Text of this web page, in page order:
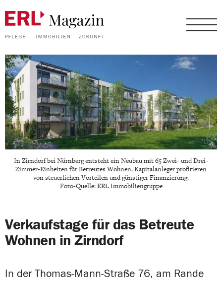
In Zirndorf bei Nürnberg entsteht ein Neubau mit 65 Zwei- und Drei-
Zimmer-Einheiten für Betreutes Wohnen. Kapitalanleger profitieren
von steuerlichen Vorteilen und günstiger Finanzierung.
Foto-Quelle: ERL Immobiliengruppe
Verkaufstage für das Betreute
Wohnen in Zirndorf
In der Thomas-Mann-Straße 76, am Rande